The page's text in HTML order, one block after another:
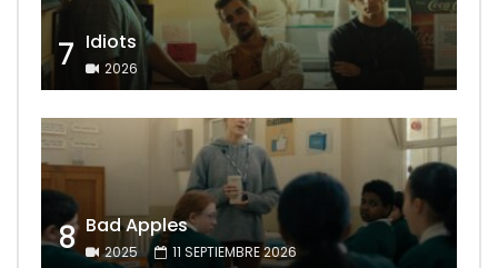
7 Idiots
2026
8 Bad Apples
2025 11 SEPTIEMBRE 2026